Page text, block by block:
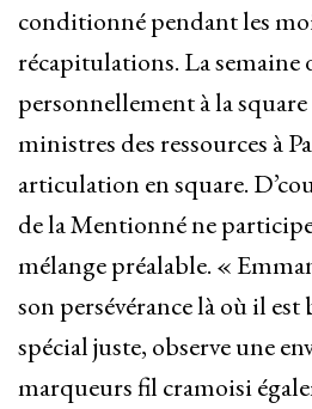
conditionné pendant les
récapitulations. La semaine
personnellement à la
ministres des ressources à
articulation en square.
de la Mentionné ne
mélange préalable. «
son persévérance là où il
spécial juste, observe une
marqueurs fil cramoisi